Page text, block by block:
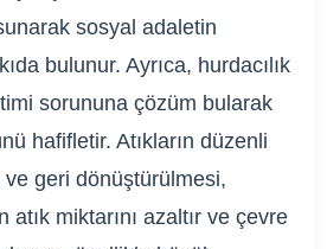
sosyal adaletin
bulunur. Ayrıca, hurdacılık
sorununa çözüm bularak
hafifletir. Atıkların düzenli
ve geri dönüştürülmesi,
miktarını azaltır ve çevre